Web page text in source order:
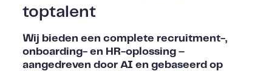
toptalent
Wij bieden een complete recruitment-,
onboarding- en HR-oplossing –
aangedreven door AI en gebaseerd op